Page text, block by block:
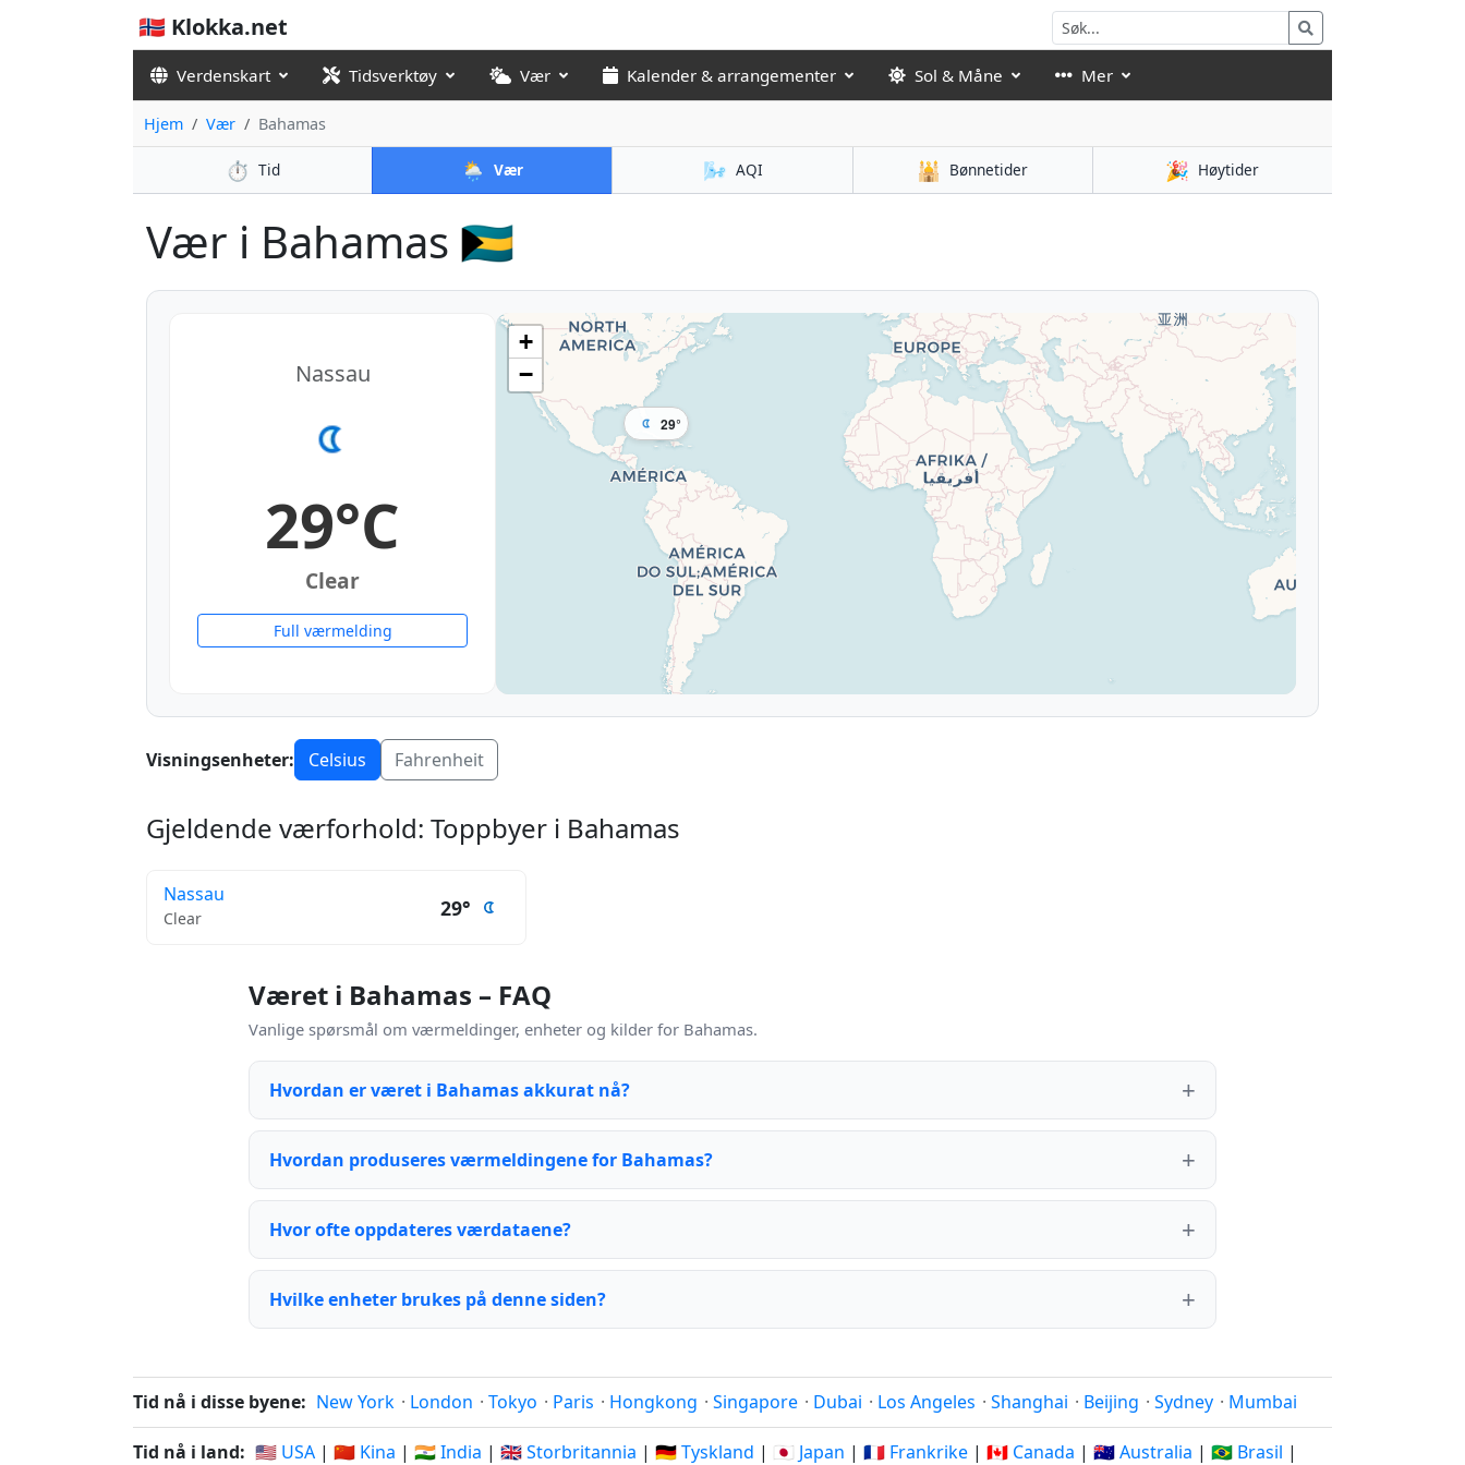
🇳🇴 Klokka.net
Verdenskart Tidsverktøy Vær Kalender & arrangementer Sol & Måne Mer
Hjem Vær Bahamas
⏱️ Tid 🌦️ Vær 🌬️ AQI 🕌 Bønnetider 🎉 Høytider
Vær i Bahamas 🇧🇸
Nassau
29°C
Clear
Full værmelding
29°
+
−
Visningsenheter: Celsius Fahrenheit
Gjeldende værforhold: Toppbyer i Bahamas
Nassau
Clear 29°
Været i Bahamas – FAQ
Vanlige spørsmål om værmeldinger, enheter og kilder for Bahamas.
Hvordan er været i Bahamas akkurat nå?
Hvordan produseres værmeldingene for Bahamas?
Hvor ofte oppdateres værdataene?
Hvilke enheter brukes på denne siden?
Tid nå i disse byene: New York · London · Tokyo · Paris · Hongkong · Singapore · Dubai · Los Angeles · Shanghai · Beijing · Sydney · Mumbai
Tid nå i land: 🇺🇸 USA | 🇨🇳 Kina | 🇮🇳 India | 🇬🇧 Storbritannia | 🇩🇪 Tyskland | 🇯🇵 Japan | 🇫🇷 Frankrike | 🇨🇦 Canada | 🇦🇺 Australia | 🇧🇷 Brasil |